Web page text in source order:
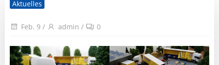
Aktuelles
Feb. 9 / admin / 0